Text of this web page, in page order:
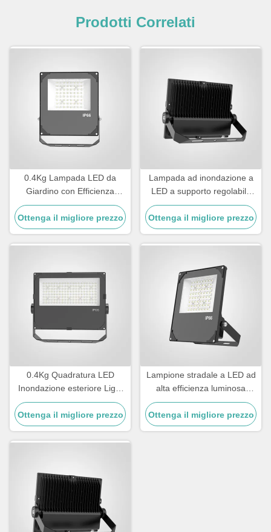
Prodotti Correlati
0.4Kg Lampada LED da
Giardino con Efficienza
Luminosa Superiore a
110lmW Progettata per
Decorazioni Esterne e
Illuminazione di Percorsi
Ottenga il migliore prezzo
Lampada ad inondazione a
LED a supporto regolabile
con sorgente luminosa SMD
LED ed efficienza luminosa
100110LMW Adatta ad
applicazioni commerciali
Ottenga il migliore prezzo
0.4Kg Quadratura LED
Inondazione esteriore Light
Heavy Duty Outdoor Lighting
Progettato per l'illuminazione
di sicurezza e luoghi di
eventi all'aperto
Ottenga il migliore prezzo
Lampione stradale a LED ad
alta efficienza luminosa
superiore a 110lmW
Tolleranza alla temperatura
da -20°C a 45°C
Ottenga il migliore prezzo